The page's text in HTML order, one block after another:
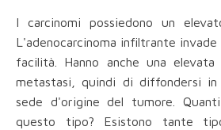
I carcinomi possiedono un
L'adenocarcinoma infiltrante
facilità. Hanno anche una
metastasi, quindi di diffondersi in
sede d'origine del tumore.
questo tipo? Esistono tante